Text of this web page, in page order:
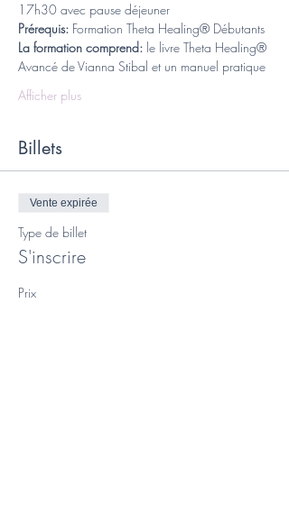
17h30 avec pause déjeuner
Prérequis: Formation Theta Healing® Débutants
La formation comprend: le livre Theta Healing®
Avancé de Vianna Stibal et un manuel pratique
Afficher plus
Billets
Vente expirée
Type de billet
S'inscrire
Prix